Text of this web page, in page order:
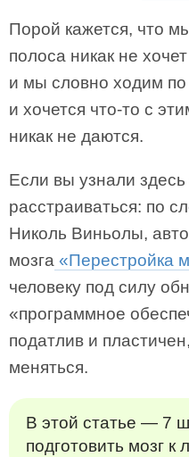
Порой кажется, что
полоса никак не
и мы словно ходим по
и хочется что-то с
никак не даются.
Если вы узнали
расстраиваться: по
Николь Виньолы,
мозга «Перестройка
человеку под силу
«программное
податлив и
меняться.
В этой статье — 7
подготовить мозг